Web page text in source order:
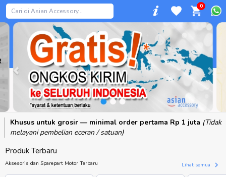
0
Khusus untuk grosir — minimal order pertama Rp 1 juta (Tidak
melayani pembelian eceran / satuan)
Produk Terbaru
Aksesoris dan Sparepart Motor Terbaru Lihat semua